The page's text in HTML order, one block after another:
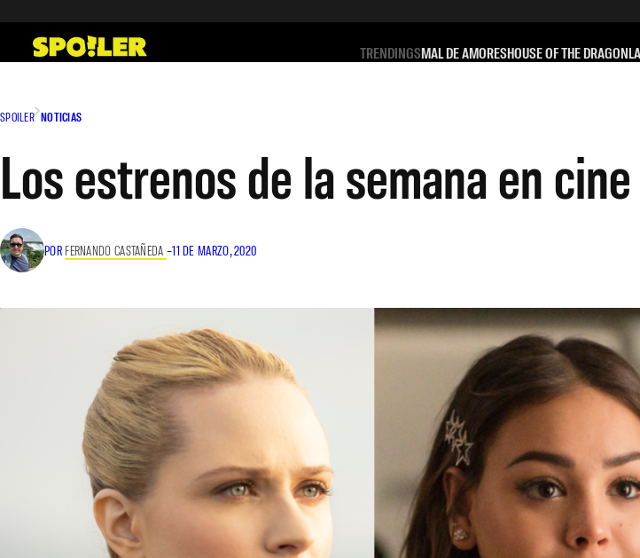
contenido
TRENDINGSMAL DE AMORESHOUSE OF THE DRAGON
SPOILER NOTICIAS
Los estrenos de la semana en
POR FERNANDO CASTAÑEDA –11 DE MARZO, 2020